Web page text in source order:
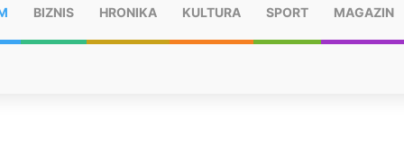
BIZNIS HRONIKA KULTURA SPORT MAGAZIN